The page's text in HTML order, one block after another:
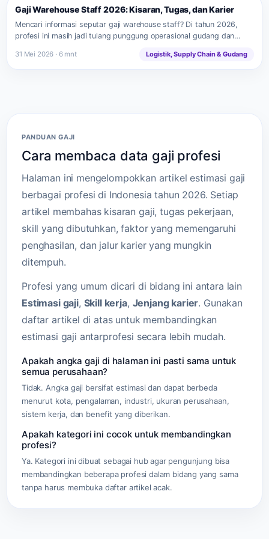
Gaji Warehouse Staff 2026: Kisaran, Tugas, dan Karier
Mencari informasi seputar gaji warehouse staff? Di tahun 2026,
profesi ini masih jadi tulang punggung operasional gudang dan…
31 Mei 2026 · 6 mnt Logistik, Supply Chain & Gudang
PANDUAN GAJI
Cara membaca data gaji profesi
Halaman ini mengelompokkan artikel estimasi gaji
berbagai profesi di Indonesia tahun 2026. Setiap
artikel membahas kisaran gaji, tugas pekerjaan,
skill yang dibutuhkan, faktor yang memengaruhi
penghasilan, dan jalur karier yang mungkin
ditempuh.
Profesi yang umum dicari di bidang ini antara lain
Estimasi gaji, Skill kerja, Jenjang karier. Gunakan
daftar artikel di atas untuk membandingkan
estimasi gaji antarprofesi secara lebih mudah.
Apakah angka gaji di halaman ini pasti sama untuk
semua perusahaan?
Tidak. Angka gaji bersifat estimasi dan dapat berbeda
menurut kota, pengalaman, industri, ukuran perusahaan,
sistem kerja, dan benefit yang diberikan.
Apakah kategori ini cocok untuk membandingkan
profesi?
Ya. Kategori ini dibuat sebagai hub agar pengunjung bisa
membandingkan beberapa profesi dalam bidang yang sama
tanpa harus membuka daftar artikel acak.